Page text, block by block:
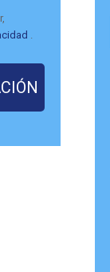
.